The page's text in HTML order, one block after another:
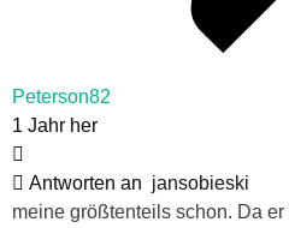
Peterson82
1 Jahr her
Antworten an jansobieski
meine größtenteils schon. Da